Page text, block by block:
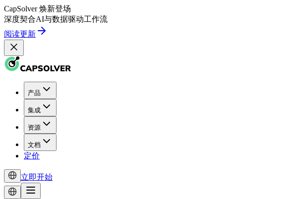
CapSolver 焕新登场
深度契合AI与数据驱动工作流
阅读更新
产品
集成
资源
文档
定价
立即开始